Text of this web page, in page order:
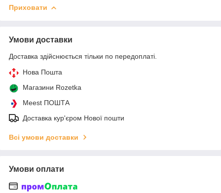
Приховати
Умови доставки
Доставка здійснюється тільки по передоплаті.
Нова Пошта
Магазини Rozetka
Meest ПОШТА
Доставка кур'єром Нової пошти
Всі умови доставки
Умови оплати